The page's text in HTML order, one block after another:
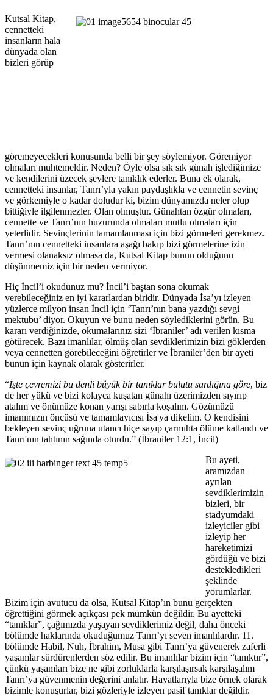
Kutsal Kitap,
cennetteki
insanların hala
dünyada olan
bizleri görüp
göremeyecekleri konusunda belli bir şey söylemiyor. Göremiyor
olmaları muhtemeldir. Neden? Öyle olsa sık sık günah işlediğimize
ve kendilerini üzecek şeylere tanıklık ederler. Buna ek olarak,
cennetteki insanlar, Tanrı’yla yakın paydaşlıkla ve cennetin sevinç
ve görkemiyle o kadar doludur ki, bizim dünyamızda neler olup
bittiğiyle ilgilenmezler. Olan olmuştur. Günahtan özgür olmaları,
cennette ve Tanrı’nın huzurunda olmaları mutlu olmaları için
yeterlidir. Sevinçlerinin tamamlanması için bizi görmeleri gerekmez.
Tanrı’nın cennetteki insanlara aşağı bakıp bizi görmelerine izin
vermesi olanaksız olmasa da, Kutsal Kitap bunun olduğunu
düşünmemiz için bir neden vermiyor.
Hiç İncil’i okudunuz mu? İncil’i baştan sona okumak
verebileceğiniz en iyi kararlardan biridir. Dünyada İsa’yı izleyen
yüzlerce milyon insan İncil için ‘Tanrı’nın bana yazdığı sevgi
mektubu’ diyor. Okuyun ve bunu neden söylediklerini görün. Bu
kararı verdiğinizde, okumalarınız sizi ‘İbraniler’ adı verilen kısma
götürecek. Bazı imanlılar, ölmüş olan sevdiklerimizin bizi göklerden
veya cennetten görebileceğini öğretirler ve İbraniler’den bir ayeti
bunun için kaynak olarak gösterirler.
“İşte çevremizi bu denli büyük bir tanıklar bulutu sardığına göre, biz
de her yükü ve bizi kolayca kuşatan günahı üzerimizden sıyırıp
atalım ve önümüze konan yarışı sabırla koşalım. Gözümüzü
imanımızın öncüsü ve tamamlayıcısı İsa'ya dikelim. O kendisini
bekleyen sevinç uğruna utancı hiçe sayıp çarmıhta ölüme katlandı ve
Tanrı'nın tahtının sağında oturdu.” (İbraniler 12:1, İncil)
Bu ayeti,
aramızdan
ayrılan
sevdiklerimizin
bizleri, bir
stadyumdaki
izleyiciler gibi
izleyip her
hareketimizi
gördüğü ve bizi
destekledikleri
şeklinde
yorumlarlar.
Bizim için avutucu da olsa, Kutsal Kitap’ın bunu gerçekten
öğrettiğini görmek açıkçası pek mümkün değildir. Bu ayetteki
“tanıklar”, çağımızda yaşayan sevdiklerimiz değil, daha önceki
bölümde haklarında okuduğumuz Tanrı’yı seven imanlılardır. 11.
bölümde Habil, Nuh, İbrahim, Musa gibi Tanrı’ya güvenerek zaferli
yaşamlar sürdürenlerden söz edilir. Bu imanlılar bizim için “tanıktır”,
çünkü yaşamları bize ne gibi zorluklarla karşılaşırsak karşılaşalım
Tanrı’ya güvenmenin değerini anlatır. Hayatlarıyla bize örnek olarak
bizimle konuşurlar, bizi gözleriyle izleyen pasif tanıklar değildir.